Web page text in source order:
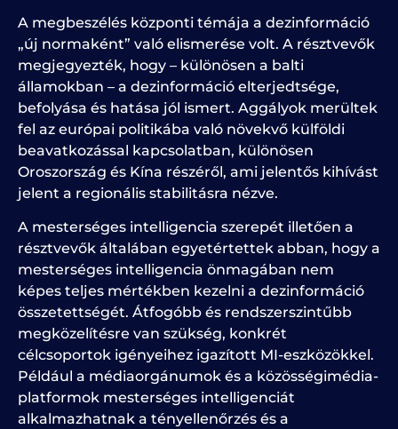
A megbeszélés központi témája a dezinformáció
„új normaként” való elismerése volt. A résztvevők
megjegyezték, hogy – különösen a balti
államokban – a dezinformáció elterjedtsége,
befolyása és hatása jól ismert. Aggályok merültek
fel az európai politikába való növekvő külföldi
beavatkozással kapcsolatban, különösen
Oroszország és Kína részéről, ami jelentős kihívást
jelent a regionális stabilitásra nézve.
A mesterséges intelligencia szerepét illetően a
résztvevők általában egyetértettek abban, hogy a
mesterséges intelligencia önmagában nem
képes teljes mértékben kezelni a dezinformáció
összetettségét. Átfogóbb és rendszerszintűbb
megközelítésre van szükség, konkrét
célcsoportok igényeihez igazított MI-eszközökkel.
Például a médiaorgánumok és a közösségimédia-
platformok mesterséges intelligenciát
alkalmazhatnak a tényellenőrzés és a